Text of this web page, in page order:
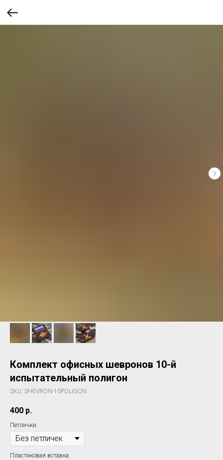
Комплект офисных шевронов 10-й
испытательный полигон
SKU: SHEVRON-10POLIGON
400 р.
Петлички
Пластиковая вставка